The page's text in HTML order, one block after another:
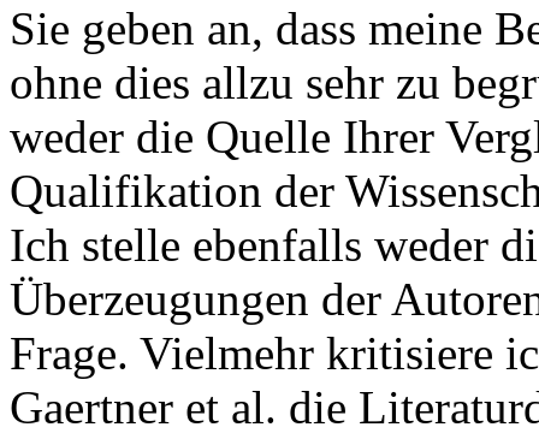
Sie geben an, dass meine
ohne dies allzu sehr zu
weder die Quelle Ihrer
Qualifikation der
Ich stelle ebenfalls weder
Überzeugungen der
Frage. Vielmehr kritisiere
Gaertner et al. die